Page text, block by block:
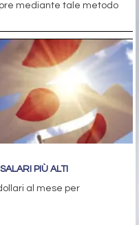
mediante tale metodo
PIÙ ALTI
al mese per